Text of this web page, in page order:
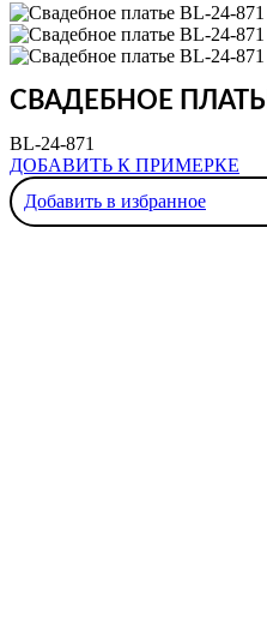
СВАДЕБНОЕ
BL-24-871
ДОБАВИТЬ К ПРИМЕРКЕ
Добавить в избранное